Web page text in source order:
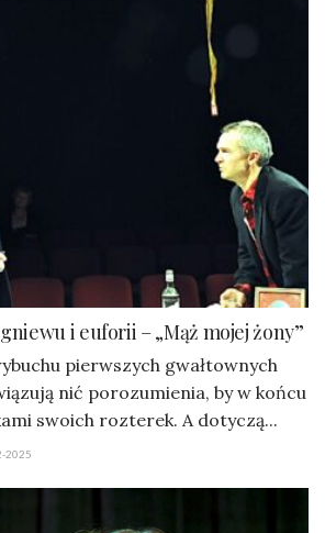
i euforii – „Mąż mojej żony”
pierwszych gwałtownych
nić porozumienia, by w końcu
swoich rozterek. A dotyczą...
2025